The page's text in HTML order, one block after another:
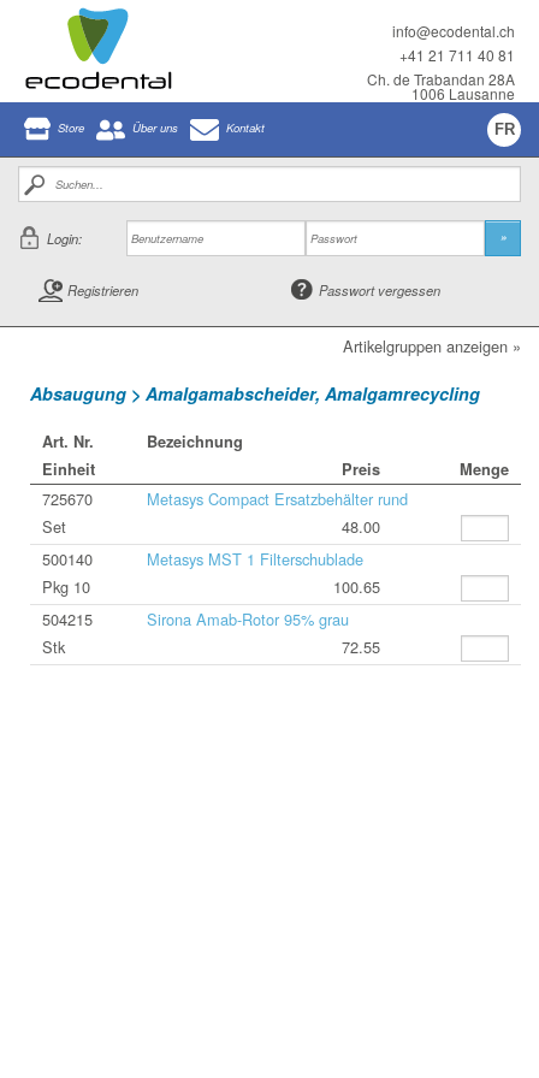
info@ecodental.ch
+41 21 711 40 81
Ch. de Trabandan 28A
1006 Lausanne
Store Über uns Kontakt FR
Login: »
Registrieren Passwort vergessen
Artikelgruppen anzeigen »
Absaugung > Amalgamabscheider, Amalgamrecycling
Art. Nr.
Bezeichnung
Einheit
Preis Menge
725670
Metasys Compact Ersatzbehälter rund
Set
48.00
500140
Metasys MST 1 Filterschublade
Pkg 10
100.65
504215
Sirona Amab-Rotor 95% grau
Stk
72.55